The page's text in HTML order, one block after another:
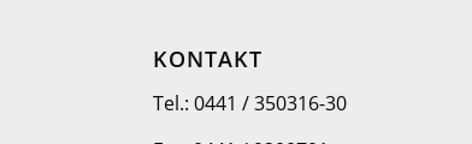
KONTAKT
Tel.: 0441 / 350316-30